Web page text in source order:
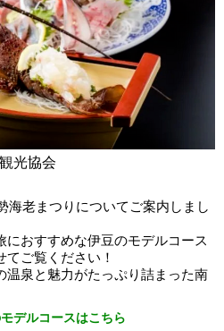
光協会
海老まつりについてご案内しまし
におすすめな伊豆のモデルコース
ご覧ください！
温泉と魅力がたっぷり詰まった南
デルコースはこちら